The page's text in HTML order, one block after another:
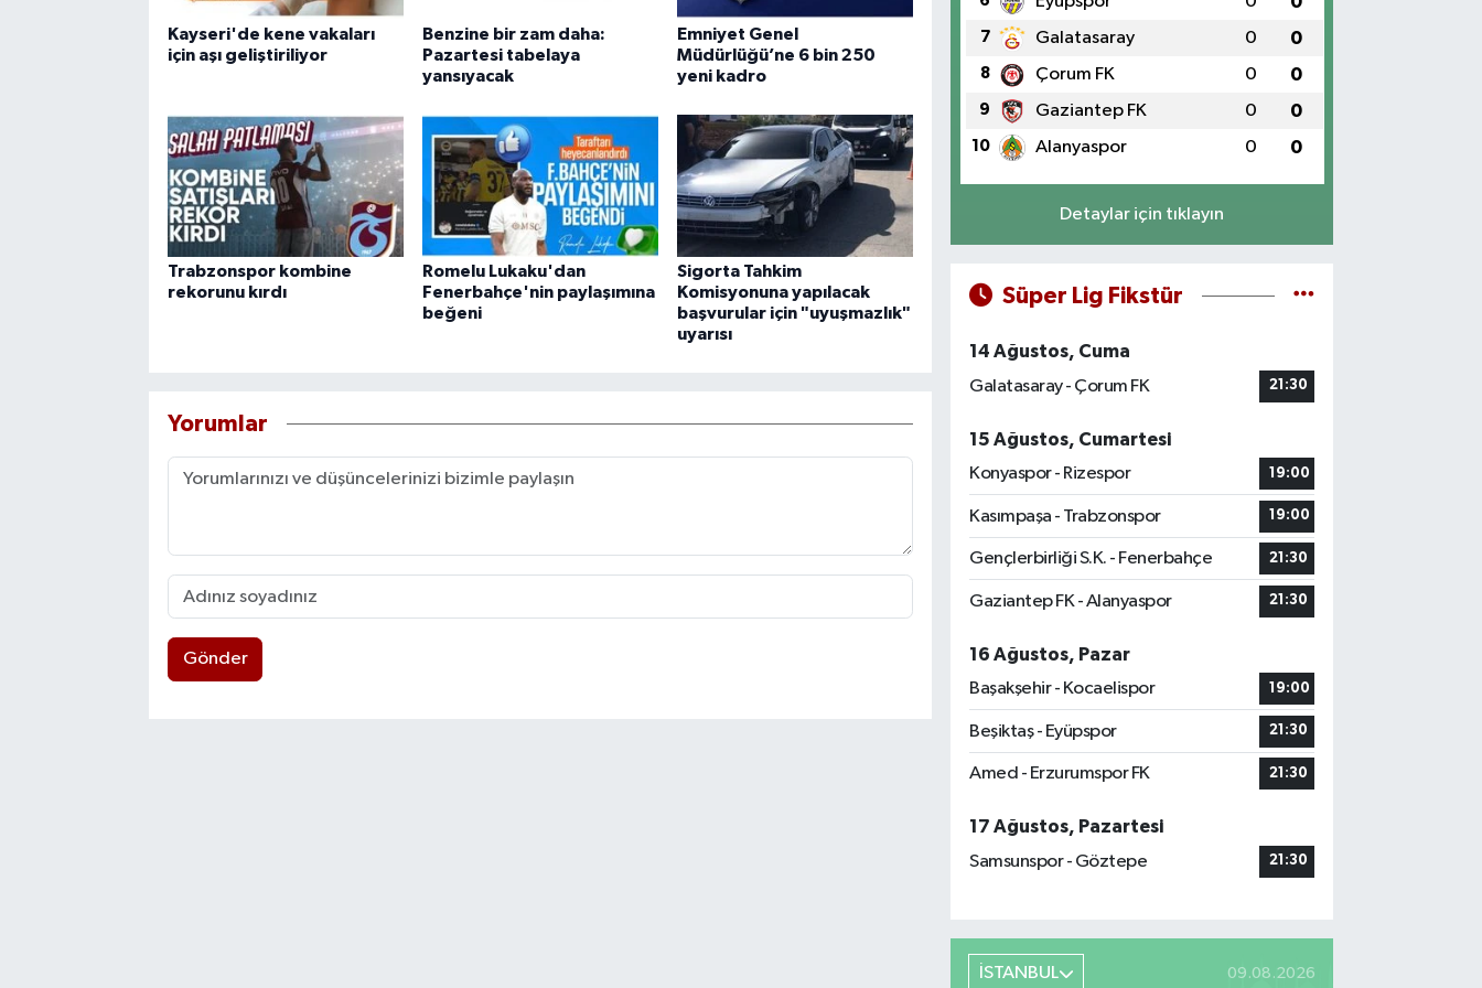
Kayseri'de kene vakaları
için aşı geliştiriliyor
Benzine bir zam daha:
Pazartesi tabelaya
yansıyacak
Emniyet Genel
Müdürlüğü’ne 6 bin 250
yeni kadro
Trabzonspor kombine
rekorunu kırdı
Romelu Lukaku'dan
Fenerbahçe'nin paylaşımına
beğeni
Sigorta Tahkim
Komisyonuna yapılacak
başvurular için "uyuşmazlık"
uyarısı
Yorumlar
Gönder
7 Galatasaray 0 0
8 Çorum FK 0 0
9 Gaziantep FK 0 0
10 Alanyaspor 0 0
Detaylar için tıklayın
Süper Lig Fikstür
14 Ağustos, Cuma
Galatasaray - Çorum FK
21:30
15 Ağustos, Cumartesi
Konyaspor - Rizespor
19:00
Kasımpaşa - Trabzonspor 19:00
Gençlerbirliği S.K. - Fenerbahçe 21:30
Gaziantep FK - Alanyaspor 21:30
16 Ağustos, Pazar
Başakşehir - Kocaelispor
19:00
Beşiktaş - Eyüpspor 21:30
Amed - Erzurumspor FK 21:30
17 Ağustos, Pazartesi
Samsunspor - Göztepe
21:30
İSTANBUL 09.08.2026